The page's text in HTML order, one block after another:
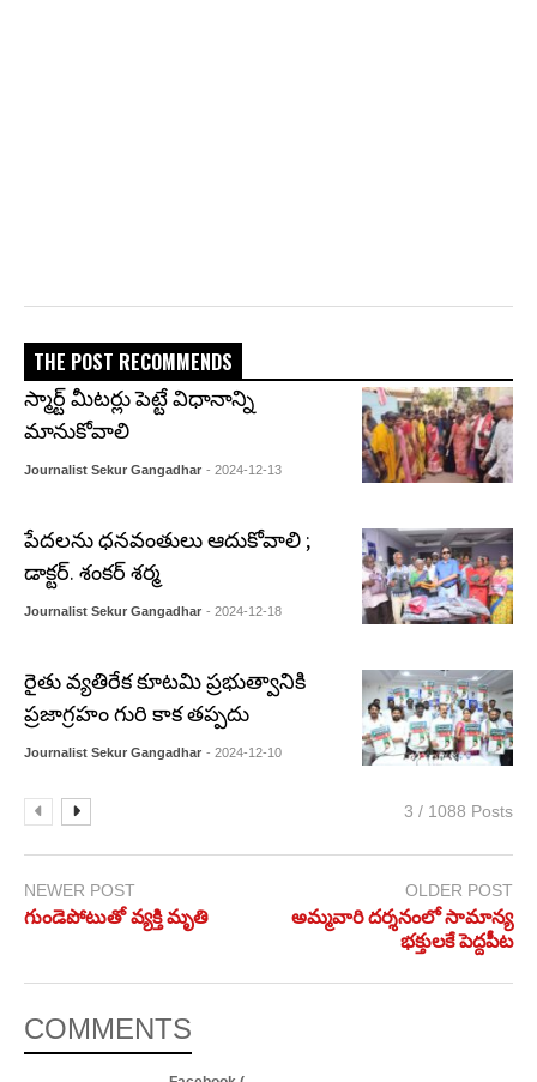
THE POST RECOMMENDS
స్మార్ట్ మీటర్లు పెట్టే విధానాన్ని
మానుకోవాలి
Journalist Sekur Gangadhar - 2024-12-13
పేదలను ధనవంతులు ఆదుకోవాలి ;
డాక్టర్. శంకర్ శర్మ
Journalist Sekur Gangadhar - 2024-12-18
రైతు వ్యతిరేక కూటమి ప్రభుత్వానికి
ప్రజాగ్రహం గురి కాక తప్పదు
Journalist Sekur Gangadhar - 2024-12-10
3 / 1088 Posts
NEWER POST
గుండెపోటుతో వ్యక్తి మృతి
OLDER POST
అమ్మవారి దర్శనంలో సామాన్య
భక్తులకే పెద్దపీట
COMMENTS